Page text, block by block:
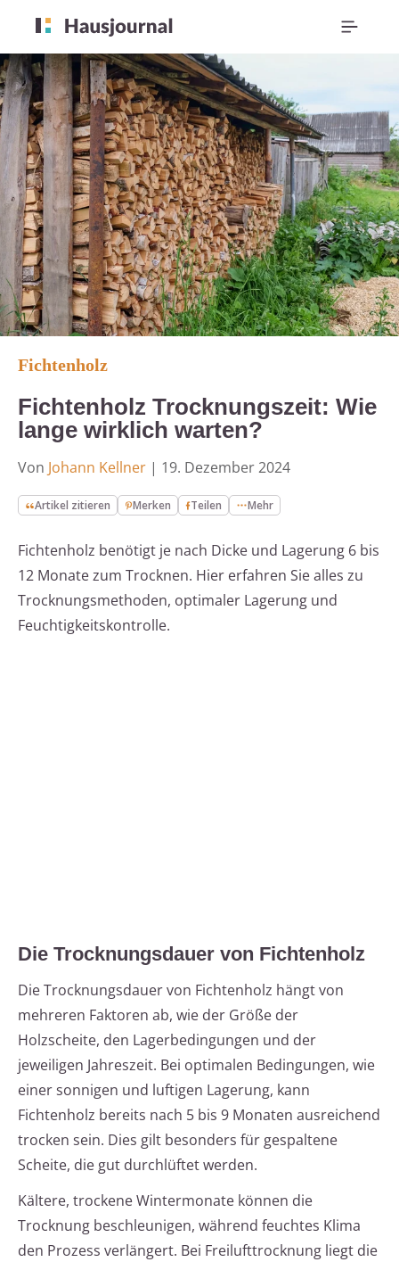
Fichtenholz
Fichtenholz Trocknungszeit: Wie
lange wirklich warten?
Von Johann Kellner | 19. Dezember 2024
Artikel zitieren Merken Teilen Mehr
Fichtenholz benötigt je nach Dicke und Lagerung 6 bis
12 Monate zum Trocknen. Hier erfahren Sie alles zu
Trocknungsmethoden, optimaler Lagerung und
Feuchtigkeitskontrolle.
Die Trocknungsdauer von Fichtenholz
Die Trocknungsdauer von Fichtenholz hängt von
mehreren Faktoren ab, wie der Größe der
Holzscheite, den Lagerbedingungen und der
jeweiligen Jahreszeit. Bei optimalen Bedingungen, wie
einer sonnigen und luftigen Lagerung, kann
Fichtenholz bereits nach 5 bis 9 Monaten ausreichend
trocken sein. Dies gilt besonders für gespaltene
Scheite, die gut durchlüftet werden.
Kältere, trockene Wintermonate können die
Trocknung beschleunigen, während feuchtes Klima
den Prozess verlängert. Bei Freilufttrocknung liegt die